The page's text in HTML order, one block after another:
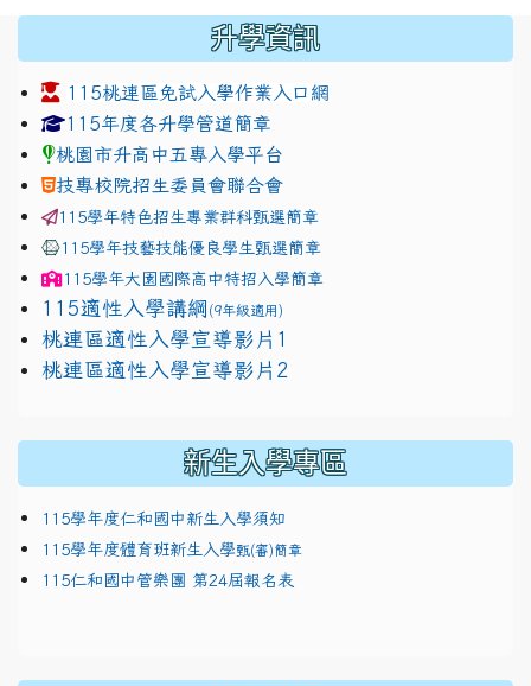
升學資訊
115桃連區免試入學作業入口網
link to https://www.jhjhs.tyc.edu.tw/modules/
115年度各升學管道簡章
桃園市升高中五專入學平台
技專校院招生委員會聯合會
115學年特色招生專業群科甄選簡章
115學年技藝技能優良學生甄選簡章
115學年大園國際高中特招入學簡章
115適性入學講綱 (9年級適用)
link to https://docs.google.com/presentation/d/
桃連區適性入學宣導影片1
link to https://docs.google.com/presentation/d/
桃連區適性入學宣導影片2
新生入學專區
115學年度仁和國中新生入學須知
115學年度體育班新生入學甄(審)簡章
115仁和國中管樂團 第24屆報名表